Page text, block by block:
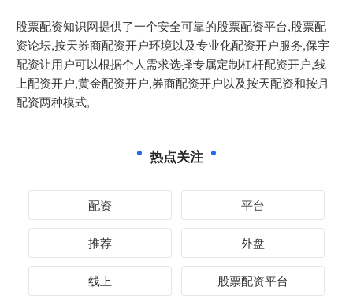
股票配资知识网提供了一个安全可靠的股票配资平台,股票配
资论坛,按天券商配资开户环境以及专业化配资开户服务,保宇
配资让用户可以根据个人需求选择专属定制杠杆配资开户,线
上配资开户,黄金配资开户,券商配资开户以及按天配资和按月
配资两种模式,
热点关注
配资 平台
推荐 外盘
线上 股票配资平台